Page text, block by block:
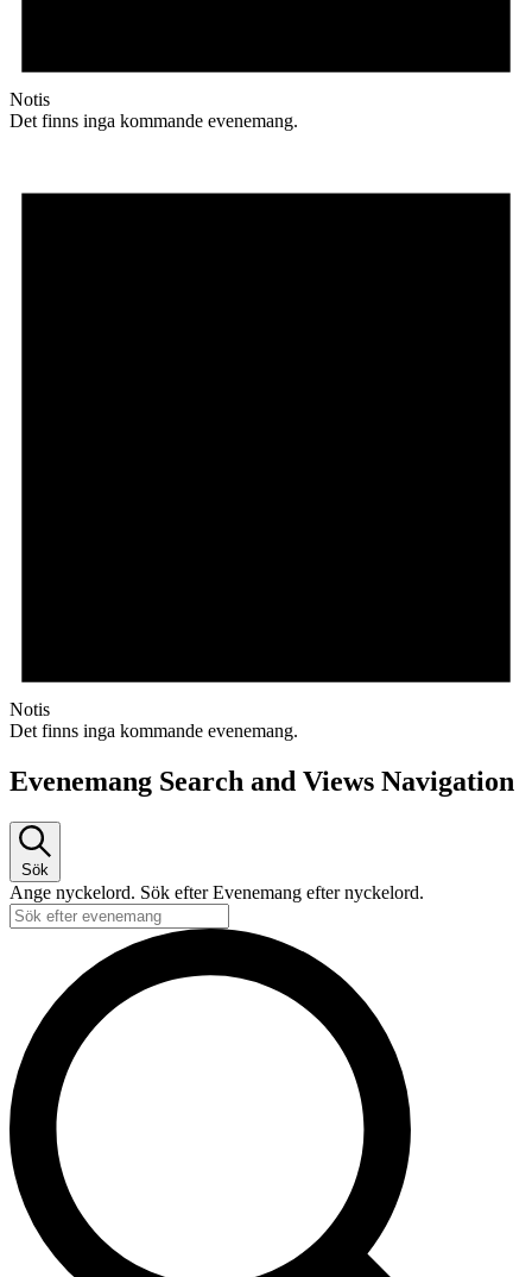
Notis
Det finns inga kommande evenemang.
Notis
Det finns inga kommande evenemang.
Evenemang Search and Views Navigation
Sök
Ange nyckelord. Sök efter Evenemang efter nyckelord.